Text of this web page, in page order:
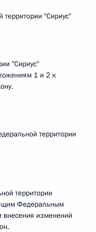
"Сириус"
"Сириус"
1 и 2 к
территории
территории
Федеральным
внесения изменений